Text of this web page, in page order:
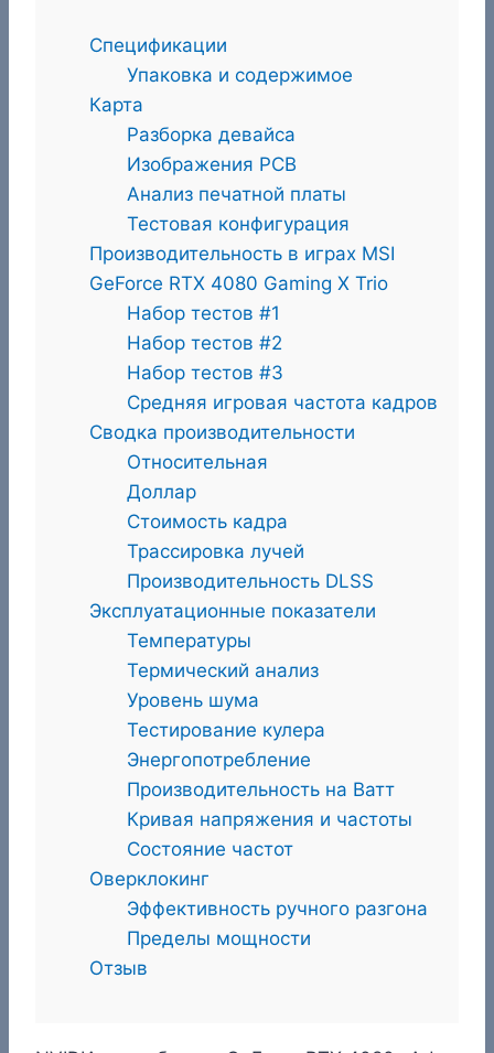
Спецификации
Упаковка и содержимое
Карта
Разборка девайса
Изображения PCB
Анализ печатной платы
Тестовая конфигурация
Производительность в играх MSI
GeForce RTX 4080 Gaming X Trio
Набор тестов #1
Набор тестов #2
Набор тестов #3
Средняя игровая частота кадров
Сводка производительности
Относительная
Доллар
Стоимость кадра
Трассировка лучей
Производительность DLSS
Эксплуатационные показатели
Температуры
Термический анализ
Уровень шума
Тестирование кулера
Энергопотребление
Производительность на Ватт
Кривая напряжения и частоты
Состояние частот
Оверклокинг
Эффективность ручного разгона
Пределы мощности
Отзыв